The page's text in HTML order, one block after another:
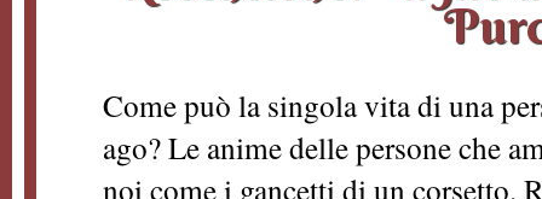
Come può la singola vita di una
ago? Le anime delle persone che
noi come i gancetti di un corsetto.